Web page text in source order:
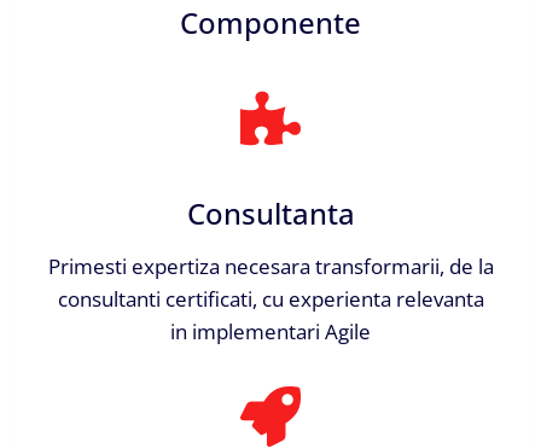
Componente
Consultanta
Primesti expertiza necesara transformarii, de la
consultanti certificati, cu experienta relevanta
in implementari Agile